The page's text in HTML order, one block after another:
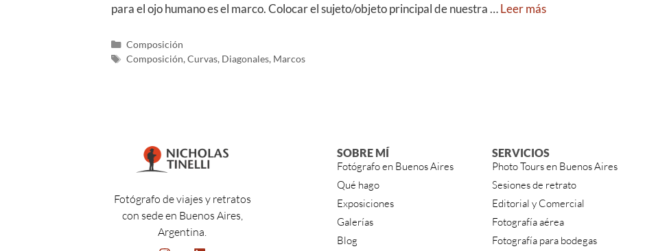
para el ojo humano es el marco. Colocar el sujeto/objeto principal de nuestra …Leer más
Composición
Composición,Curvas, Diagonales, Marcos
Fotógrafo de viajes y retratos
con sede en Buenos Aires,
Argentina.
SOBRE MÍ
Fotógrafo en Buenos Aires
Qué hago
Exposiciones
Galerías
Blog
SERVICIOS
Photo Tours en Buenos Aires
Sesiones de retrato
Editorial y Comercial
Fotografía aérea
Fotografía para bodegas